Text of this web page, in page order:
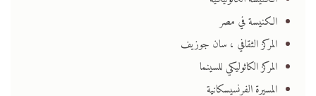
الكنيسة في مصر
المركز الثقافي ، سان جوزيف
المركز الكاثوليكي للسينما
المسيرة الفرنسيسكانية